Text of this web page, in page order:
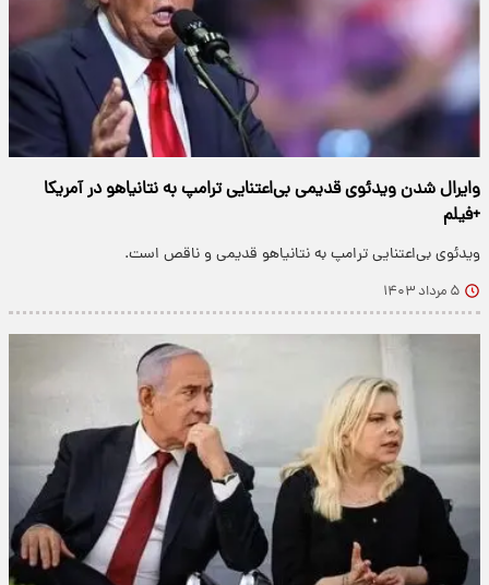
وایرال شدن ویدئوی قدیمی بی‌اعتنایی ترامپ به نتانیاهو در آمریکا
+فیلم
ویدئوی بی‌اعتنایی ترامپ به نتانیاهو قدیمی و ناقص است.
۵ مرداد ۱۴۰۳